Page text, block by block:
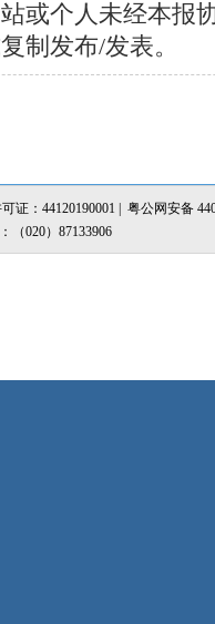
或个人未经本报
制发布/发表。
证：44120190001 | 粤公网安备
020）87133906